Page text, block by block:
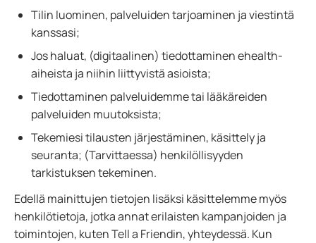
Tilin luominen, palveluiden tarjoaminen ja viestintä
kanssasi;
Jos haluat, (digitaalinen) tiedottaminen ehealth-
aiheista ja niihin liittyvistä asioista;
Tiedottaminen palveluidemme tai lääkäreiden
palveluiden muutoksista;
Tekemiesi tilausten järjestäminen, käsittely ja
seuranta; (Tarvittaessa) henkilöllisyyden
tarkistuksen tekeminen.
Edellä mainittujen tietojen lisäksi käsittelemme myös
henkilötietoja, jotka annat erilaisten kampanjoiden ja
toimintojen, kuten Tell a Friendin, yhteydessä. Kun